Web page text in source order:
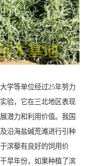
学等单位经过25年努力
验，它在三北地区表现
潜力和利用价值。我国
沿海盐碱荒滩进行引种
滨藜有良好的饲用价
旱年份，如果种植了滨